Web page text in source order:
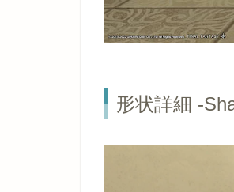
形状詳細 -